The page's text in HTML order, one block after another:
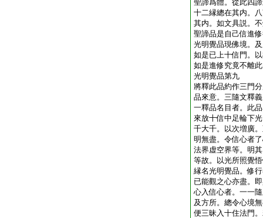
聖諦爲體。從此四
十二縁總在其内。
其内。如文具説。
聖諦品是自己信進
光明覺品現佛境。
如是已上十信門。
如是進修究竟不離
光明覺品第九
將釋此品約作三門
品來意。三隨文釋義
一釋品名目者。此
來放十信中足輪下
千大千。以次増廣
明無盡。令信心者
法界虚空界等。明
等故。以光所照覺
縁名光明覺品。修
已能觀之心亦盡。
心入信心者。一一
及方所。總令心境
便三昧入十住法門